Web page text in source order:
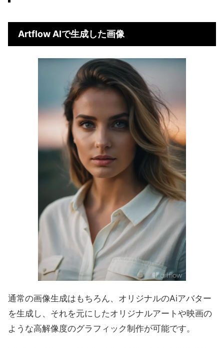
Artflow AIで生成した画像
通常の画像生成はもちろん、オリジナルのAiアバター
を生成し、それを元にしたオリジナルアートや映画の
ような高解像度のグラフィック制作が可能です。